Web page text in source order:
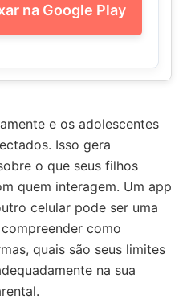
na Google Play
e os adolescentes
Isso gera
o que seus filhos
quem interagem. Um app
celular pode ser uma
como
quais são seus limites
na sua